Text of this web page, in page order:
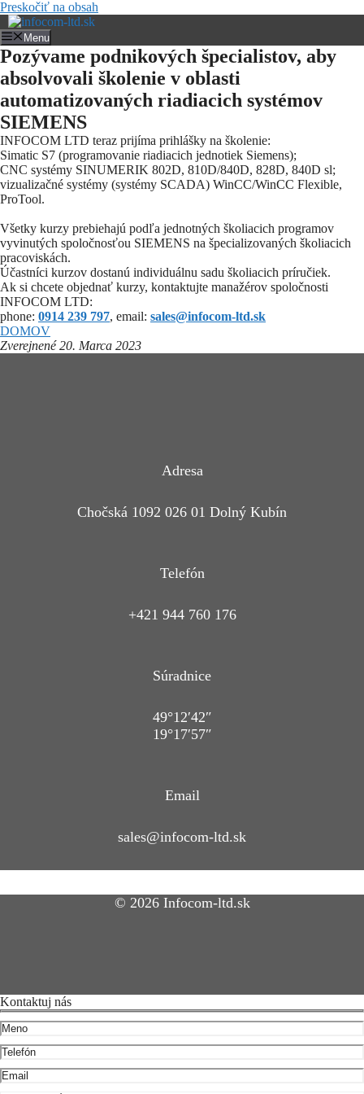
Preskočiť na obsah
Menu
Pozývame podnikových špecialistov, aby
absolvovali školenie v oblasti
automatizovaných riadiacich systémov
SIEMENS
INFOCOM LTD teraz prijíma prihlášky na školenie:
Simatic S7 (programovanie riadiacich jednotiek Siemens);
CNC systémy SINUMERIK 802D, 810D/840D, 828D, 840D sl;
vizualizačné systémy (systémy SCADA) WinCC/WinCC Flexible,
ProTool.
Všetky kurzy prebiehajú podľa jednotných školiacich programov
vyvinutých spoločnosťou SIEMENS na špecializovaných školiacich
pracoviskách.
Účastníci kurzov dostanú individuálnu sadu školiacich príručiek.
Ak si chcete objednať kurzy, kontaktujte manažérov spoločnosti
INFOCOM LTD:
phone: 0914 239 797, email: sales@infocom-ltd.sk
DOMOV
Zverejnené 20. Marca 2023
Adresa
Chočská 1092 026 01 Dolný Kubín
Telefón
+421 944 760 176
Súradnice
49°12′42″
19°17′57″
Email
sales@infocom-ltd.sk
© 2026 Infocom-ltd.sk
Kontaktuj nás